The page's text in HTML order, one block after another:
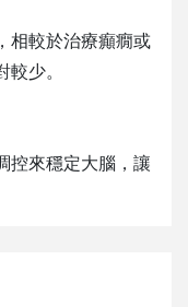
相較於治療癲癇或
少。
控來穩定大腦，讓